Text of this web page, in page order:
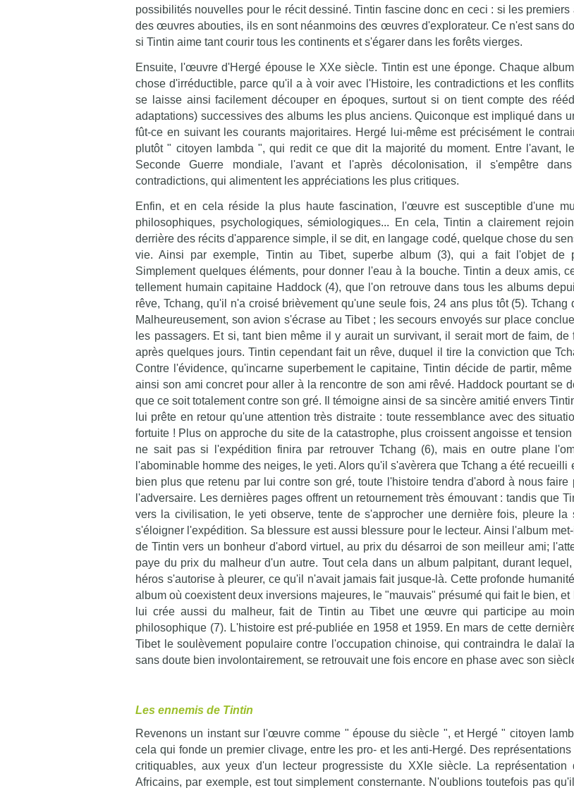
possibilités nouvelles pour le récit dessiné. Tintin fascine donc en ceci : si les
des œuvres abouties, ils en sont néanmoins des œuvres d'explorateur. Ce n'est sans
si Tintin aime tant courir tous les continents et s'égarer dans les forêts vierges.
Ensuite, l'œuvre d'Hergé épouse le XXe siècle. Tintin est une éponge. Chaque
chose d'irréductible, parce qu'il a à voir avec l'Histoire, les contradictions et les
se laisse ainsi facilement découper en époques, surtout si on tient compte des
adaptations) successives des albums les plus anciens. Quiconque est impliqué dans
fût-ce en suivant les courants majoritaires. Hergé lui-même est précisément le
plutôt " citoyen lambda ", qui redit ce que dit la majorité du moment. Entre l'avant,
Seconde Guerre mondiale, l'avant et l'après décolonisation, il s'empêtre
contradictions, qui alimentent les appréciations les plus critiques.
Enfin, et en cela réside la plus haute fascination, l'œuvre est susceptible d'une
philosophiques, psychologiques, sémiologiques... En cela, Tintin a clairement
derrière des récits d'apparence simple, il se dit, en langage codé, quelque chose du
vie. Ainsi par exemple, Tintin au Tibet, superbe album (3), qui a fait l'objet de
Simplement quelques éléments, pour donner l'eau à la bouche. Tintin a deux amis,
tellement humain capitaine Haddock (4), que l'on retrouve dans tous les albums
rêve, Tchang, qu'il n'a croisé brièvement qu'une seule fois, 24 ans plus tôt (5). Tchang
Malheureusement, son avion s'écrase au Tibet ; les secours envoyés sur place
les passagers. Et si, tant bien même il y aurait un survivant, il serait mort de faim, de
après quelques jours. Tintin cependant fait un rêve, duquel il tire la conviction que
Contre l'évidence, qu'incarne superbement le capitaine, Tintin décide de partir,
ainsi son ami concret pour aller à la rencontre de son ami rêvé. Haddock pourtant se
que ce soit totalement contre son gré. Il témoigne ainsi de sa sincère amitié envers
lui prête en retour qu'une attention très distraite : toute ressemblance avec des
fortuite ! Plus on approche du site de la catastrophe, plus croissent angoisse et
ne sait pas si l'expédition finira par retrouver Tchang (6), mais en outre plane
l'abominable homme des neiges, le yeti. Alors qu'il s'avèrera que Tchang a été recueilli
bien plus que retenu par lui contre son gré, toute l'histoire tendra d'abord à nous faire
l'adversaire. Les dernières pages offrent un retournement très émouvant : tandis que
vers la civilisation, le yeti observe, tente de s'approcher une dernière fois, pleure la
s'éloigner l'expédition. Sa blessure est aussi blessure pour le lecteur. Ainsi l'album
de Tintin vers un bonheur d'abord virtuel, au prix du désarroi de son meilleur ami;
paye du prix du malheur d'un autre. Tout cela dans un album palpitant, durant
héros s'autorise à pleurer, ce qu'il n'avait jamais fait jusque-là. Cette profonde
album où coexistent deux inversions majeures, le "mauvais" présumé qui fait le bien,
lui crée aussi du malheur, fait de Tintin au Tibet une œuvre qui participe au
philosophique (7). L'histoire est pré-publiée en 1958 et 1959. En mars de cette
Tibet le soulèvement populaire contre l'occupation chinoise, qui contraindra le dalaï
sans doute bien involontairement, se retrouvait une fois encore en phase avec son
Les ennemis de Tintin
Revenons un instant sur l'œuvre comme " épouse du siècle ", et Hergé " citoyen
cela qui fonde un premier clivage, entre les pro- et les anti-Hergé. Des
critiquables, aux yeux d'un lecteur progressiste du XXIe siècle. La
Africains, par exemple, est tout simplement consternante. N'oublions toutefois pas